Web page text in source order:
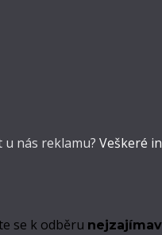
u nás reklamu? Veškeré
se k odběru